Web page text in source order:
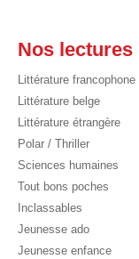
Nos lectures
Littérature francophone
Littérature belge
Littérature étrangère
Polar / Thriller
Sciences humaines
Tout bons poches
Inclassables
Jeunesse ado
Jeunesse enfance